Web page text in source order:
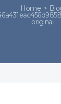
Home
original